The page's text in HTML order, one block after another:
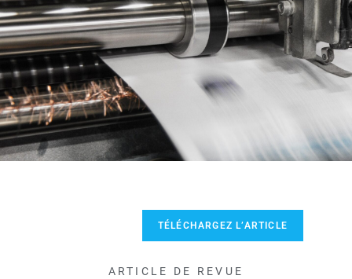
TÉLÉCHARGEZ L’ARTICLE
ARTICLE DE REVUE